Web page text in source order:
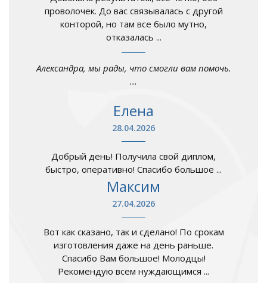
проволочек. До вас связывалась с другой
конторой, но там все было мутно,
отказалась ...
Александра, мы рады, что смогли вам помочь.
...
Елена
28.04.2026
Добрый день! Получила свой диплом,
быстро, оперативно! Спасибо большое ...
Максим
27.04.2026
Вот как сказано, так и сделано! По срокам
изготовления даже на день раньше.
Спасибо Вам большое! Молодцы!
Рекомендую всем нуждающимся ...